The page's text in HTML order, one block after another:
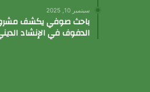
سبتمبر 10, 2025
باحث صوفي يكشف
الدفوف في الإنشاد